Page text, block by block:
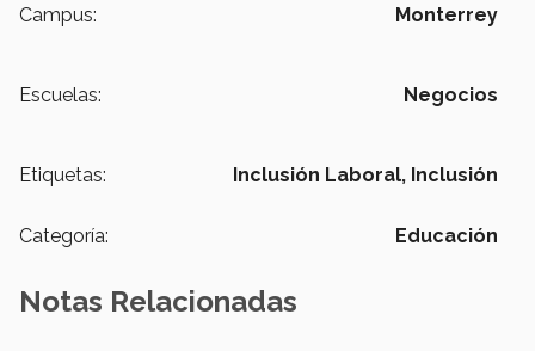
Campus: Monterrey
Escuelas: Negocios
Etiquetas: Inclusión Laboral, Inclusión
Categoría: Educación
Notas Relacionadas